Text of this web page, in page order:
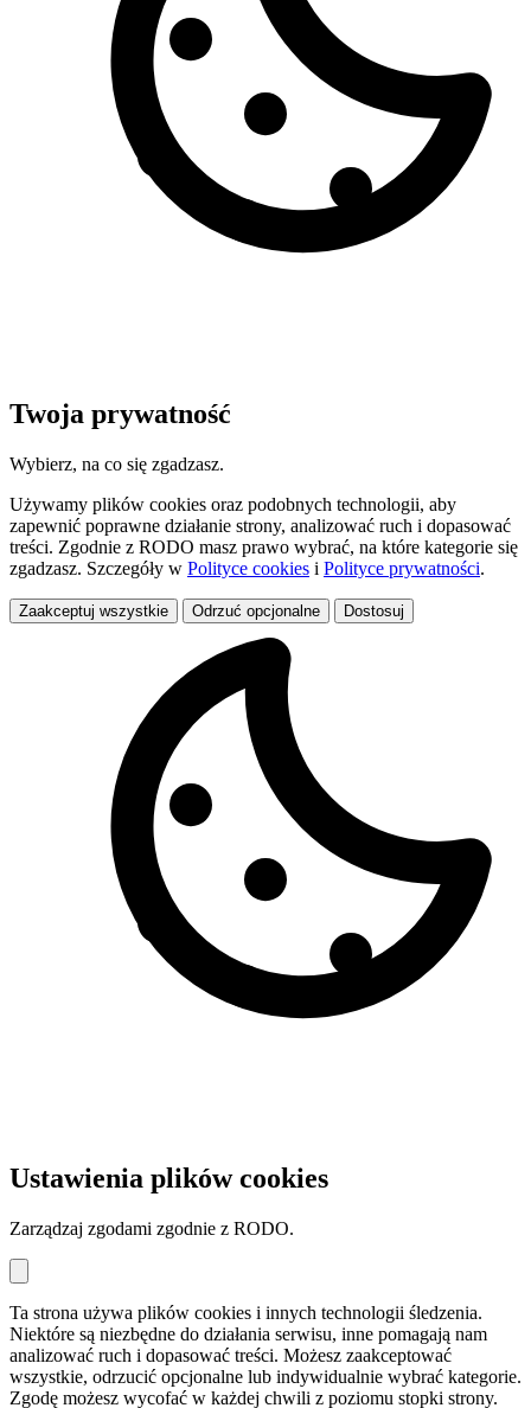
Twoja prywatność
Wybierz, na co się zgadzasz.
Używamy plików cookies oraz podobnych technologii, aby
zapewnić poprawne działanie strony, analizować ruch i dopasować
treści. Zgodnie z RODO masz prawo wybrać, na które kategorie się
zgadzasz. Szczegóły w Polityce cookies i Polityce prywatności.
Zaakceptuj wszystkie Odrzuć opcjonalne Dostosuj
Ustawienia plików cookies
Zarządzaj zgodami zgodnie z RODO.
Ta strona używa plików cookies i innych technologii śledzenia.
Niektóre są niezbędne do działania serwisu, inne pomagają nam
analizować ruch i dopasować treści. Możesz zaakceptować
wszystkie, odrzucić opcjonalne lub indywidualnie wybrać kategorie.
Zgodę możesz wycofać w każdej chwili z poziomu stopki strony.